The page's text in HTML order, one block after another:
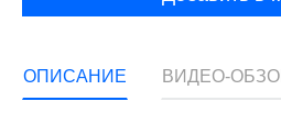
ОПИСАНИЕ ВИДЕО-